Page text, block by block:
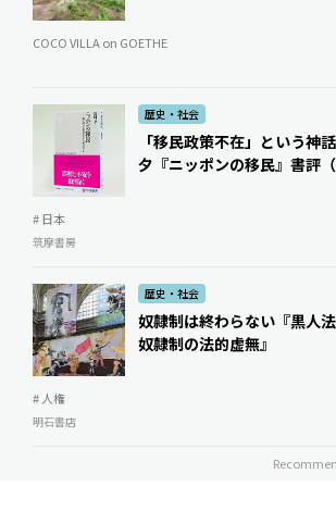
COCO VILLA on GOETHE
歴史・社会
「移民政策不在」という神
夕『ニッポンの移民』書評
# 日本
筑摩書房
歴史・社会
奴隷制は終わらない『黒人法
奴隷制の法的虚無』
# 人権
明石書店